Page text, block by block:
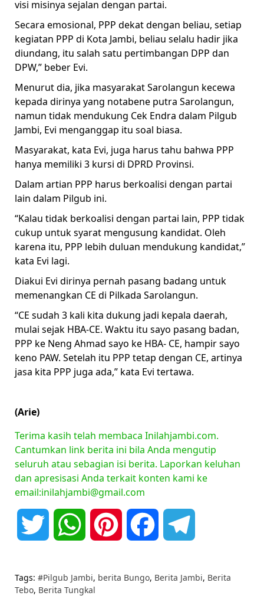
visi misinya sejalan dengan partai.
Secara emosional, PPP dekat dengan beliau, setiap
kegiatan PPP di Kota Jambi, beliau selalu hadir jika
diundang, itu salah satu pertimbangan DPP dan
DPW,” beber Evi.
Menurut dia, jika masyarakat Sarolangun kecewa
kepada dirinya yang notabene putra Sarolangun,
namun tidak mendukung Cek Endra dalam Pilgub
Jambi, Evi menganggap itu soal biasa.
Masyarakat, kata Evi, juga harus tahu bahwa PPP
hanya memiliki 3 kursi di DPRD Provinsi.
Dalam artian PPP harus berkoalisi dengan partai
lain dalam Pilgub ini.
“Kalau tidak berkoalisi dengan partai lain, PPP tidak
cukup untuk syarat mengusung kandidat. Oleh
karena itu, PPP lebih duluan mendukung kandidat,”
kata Evi lagi.
Diakui Evi dirinya pernah pasang badang untuk
memenangkan CE di Pilkada Sarolangun.
“CE sudah 3 kali kita dukung jadi kepala daerah,
mulai sejak HBA-CE. Waktu itu sayo pasang badan,
PPP ke Neng Ahmad sayo ke HBA- CE, hampir sayo
keno PAW. Setelah itu PPP tetap dengan CE, artinya
jasa kita PPP juga ada,” kata Evi tertawa.
(Arie)
Terima kasih telah membaca Inilahjambi.com.
Cantumkan link berita ini bila Anda mengutip
seluruh atau sebagian isi berita. Laporkan keluhan
dan apresisasi Anda terkait konten kami ke
email:inilahjambi@gmail.com
Twitter WhatsAppPinterest Facebook
Tags: #Pilgub Jambi, berita Bungo, Berita Jambi, Berita
Tebo, Berita Tungkal